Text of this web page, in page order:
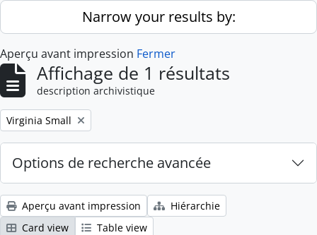
Skip to main contentNarrow your results by:
Aperçu avant impression Fermer
Affichage de 1 résultats
description archivistique
Remove filter:
Virginia Small
Options de recherche avancée
Aperçu avant impression
Hiérarchie
Card view
Table view